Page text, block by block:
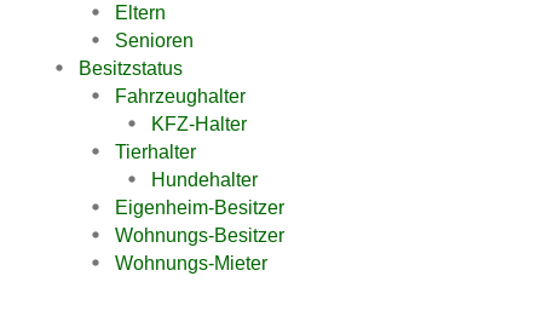
Eltern
Senioren
Besitzstatus
Fahrzeughalter
KFZ-Halter
Tierhalter
Hundehalter
Eigenheim-Besitzer
Wohnungs-Besitzer
Wohnungs-Mieter